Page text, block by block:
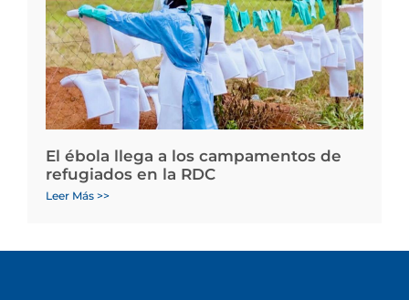
El ébola llega a los campamentos de
refugiados en la RDC
Leer Más >>